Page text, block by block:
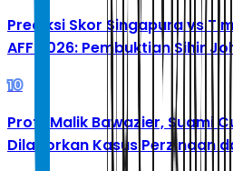
Prediksi Skor Singapura vs
AFF 2026: Pembuktian Sihir
10
Profil Malik Bawazier, Suami
Dilaporkan Kasus Perzinaan